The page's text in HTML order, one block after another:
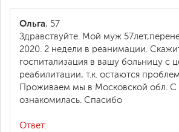
Ольга, 57
Здравствуйте. Мой муж
2020. 2 недели в реанимации.
госпитализация в вашу больницу с
реабилитации, т.к. остаются
Проживаем мы в Московской обл. С
ознакомилась. Спасибо
Ответ: